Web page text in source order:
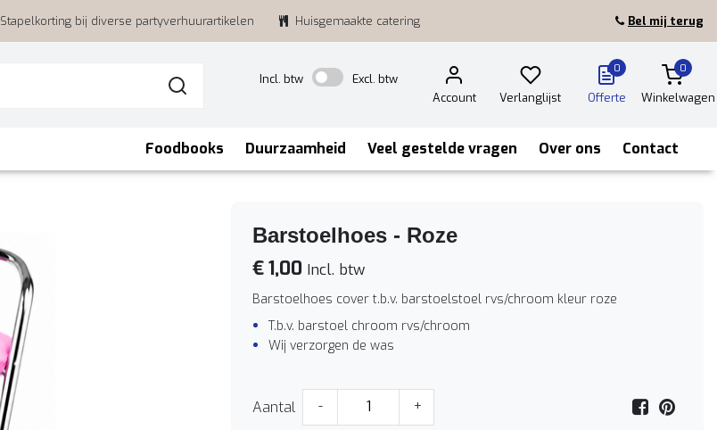
Stapelkorting bij diverse partyverhuurartikelen Huisgemaakte catering Bel mij terug
Incl. btw
Excl. btw
Account
Verlanglijst
0
Offerte
0
Winkelwagen
Foodbooks Duurzaamheid Veel gestelde vragen Over ons Contact
Barstoelhoes - Roze
€ 1,00 Incl. btw
Barstoelhoes cover t.b.v. barstoelstoel rvs/chroom kleur roze
T.b.v. barstoel chroom rvs/chroom
Wij verzorgen de was
Aantal - +